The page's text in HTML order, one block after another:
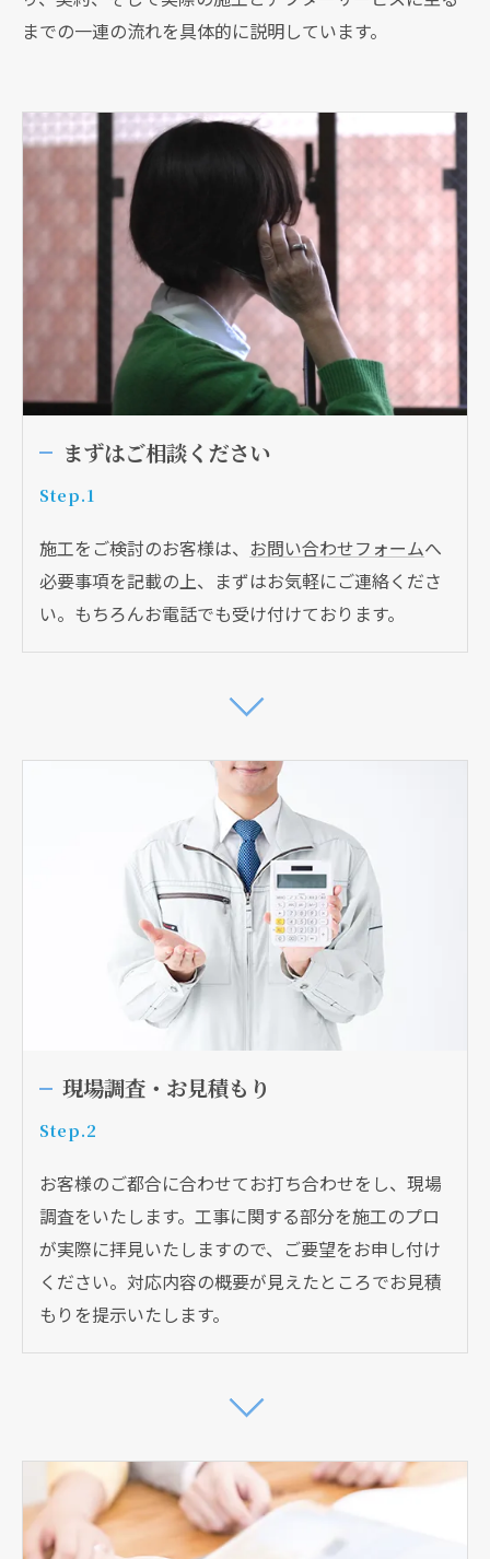
までの一連の流れを具体的に説明しています。
まずはご相談ください
Step.1
施工をご検討のお客様は、 お問い合わせフォームへ
必要事項を記載の上、まずはお気軽にご連絡くださ
い。もちろんお電話でも受け付けております。
現場調査・お見積もり
Step.2
お客様のご都合に合わせてお打ち合わせをし、現場
調査をいたします。工事に関する部分を施工のプロ
が実際に拝見いたしますので、ご要望をお申し付け
ください。対応内容の概要が見えたところでお見積
もりを提示いたします。